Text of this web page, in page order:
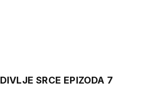
DIVLJE SRCE EPIZODA 7